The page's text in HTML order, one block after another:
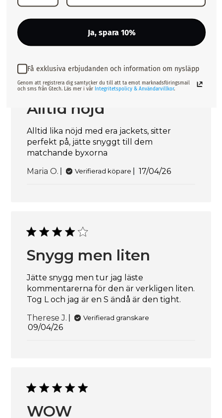
och känner mig snygg i den!
Alltid nöjd
Alltid lika nöjd med era jackets, sitter
perfekt på, jätte snyggt till dem
matchande byxorna
Maria O.
Verifierad köpare 17/04/26
Snygg men liten
Jätte snygg men tur jag läste
kommentarerna för den är verkligen liten.
Tog L och jag är en S ändå är den tight.
Therese J.
Verifierad granskare
Publiceringsdatum
09/04/26
WOW
Ja, spara 10%
Få exklusiva erbjudanden och information om nysläpp
Genom att registrera dig samtycker du till att ta emot marknadsföringsmail
och sms från Gtech. Läs mer i vår Integritetspolicy & Användarvillkor.